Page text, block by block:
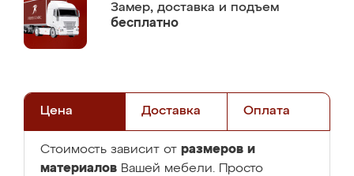
Замер, доставка и подъем
бесплатно
Цена Доставка Оплата
Стоимость зависит от размеров и
материалов Вашей мебели. Просто